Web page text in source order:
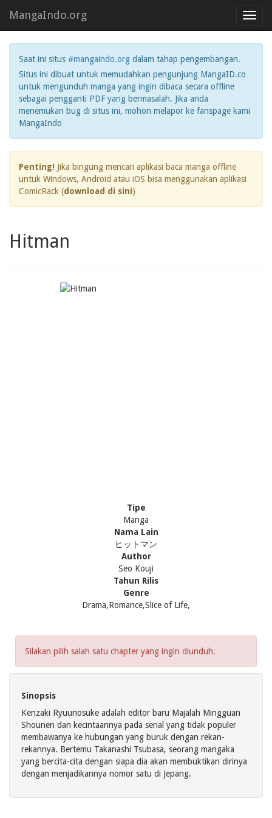
MangaIndo.org
Saat ini situs #mangaindo.org dalam tahap pengembangan.
Situs ini dibuat untuk memudahkan pengunjung MangaID.co
untuk mengunduh manga yang ingin dibaca secara offline
sebagai pengganti PDF yang bermasalah. Jika anda
menemukan bug di situs ini, mohon melapor ke fanspage kami
MangaIndo
Penting! Jika bingung mencari aplikasi baca manga offline
untuk Windows, Android atau iOS bisa menggunakan aplikasi
ComicRack (download di sini)
Hitman
Tipe
Manga
Nama Lain
ヒットマン
Author
Seo Kouji
Tahun Rilis
Genre
Drama,Romance,Slice of Life,
Silakan pilih salah satu chapter yang ingin diunduh.
Sinopsis
Kenzaki Ryuunosuke adalah editor baru Majalah Mingguan
Shounen dan kecintaannya pada serial yang tidak populer
membawanya ke hubungan yang buruk dengan rekan-
rekannya. Bertemu Takanashi Tsubasa, seorang mangaka
yang bercita-cita dengan siapa dia akan membuktikan dirinya
dengan menjadikannya nomor satu di Jepang.